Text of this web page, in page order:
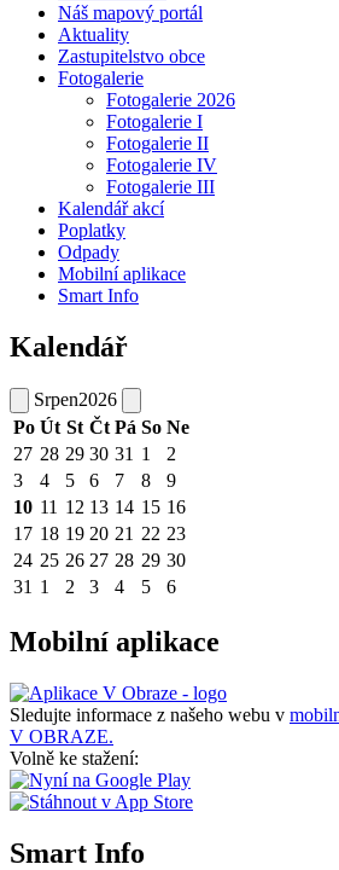
Náš mapový portál
Aktuality
Zastupitelstvo obce
Fotogalerie
Fotogalerie 2026
Fotogalerie I
Fotogalerie II
Fotogalerie IV
Fotogalerie III
Kalendář akcí
Poplatky
Odpady
Mobilní aplikace
Smart Info
Kalendář
Srpen2026
Po Út St Čt Pá So Ne
27 28 29 30 31 1
2
3
4 5 6 7 8
9
10 11 12 13 14 15 16
17 18 19 20 21 22 23
24 25 26 27 28 29 30
31 1 2 3 4 5 6
Mobilní aplikace
Sledujte informace z našeho webu v
V OBRAZE.
Volně ke stažení:
Smart Info